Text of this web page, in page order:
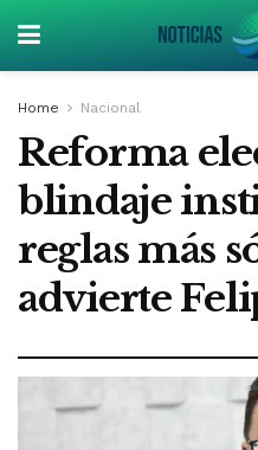
Home Nacional
Reforma
blindaje
reglas más
advierte